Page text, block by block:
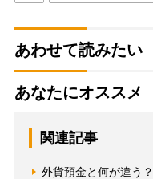
あわせて読みたい
あなたにオススメ
関連記事
外貨預金と何が違う